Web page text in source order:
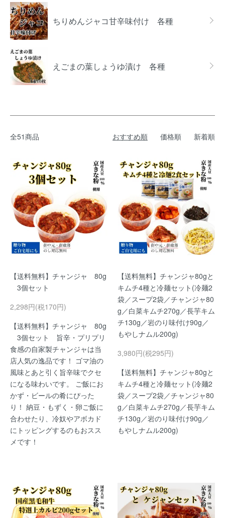
ちりめんジャコ甘辛味付け 各種
えごまの葉しょうゆ漬け 各種
全51商品 おすすめ順 価格順 新着順
【送料無料】チャンジャ 80g
3個セット
2,298円(税170円)
【送料無料】チャンジャ 80g
3個セット 旨辛・プリプリ
食感の自家製チャンジャは当
店人気の逸品です！ ゴマ油の
風味とあと引く旨辛味でクセ
になる味わいです。 ご飯にお
かず・ビールの肴にぴった
り！ 納豆・もずく・卵ご飯に
合わせたり、冷奴やアボカド
にトッピングするのもおスス
メです！
【送料無料】チャンジャ80gと
キムチ4種と冷麺セット(冷麺2
袋／スープ2袋／チャンジャ80
g／白菜キムチ270g／長芋キム
チ130g／岩のり味付け90g／
もやしナムル200g)
3,980円(税295円)
【送料無料】チャンジャ80gと
キムチ4種と冷麺セット(冷麺2
袋／スープ2袋／チャンジャ80
g／白菜キムチ270g／長芋キム
チ130g／岩のり味付け90g／
もやしナムル200g)